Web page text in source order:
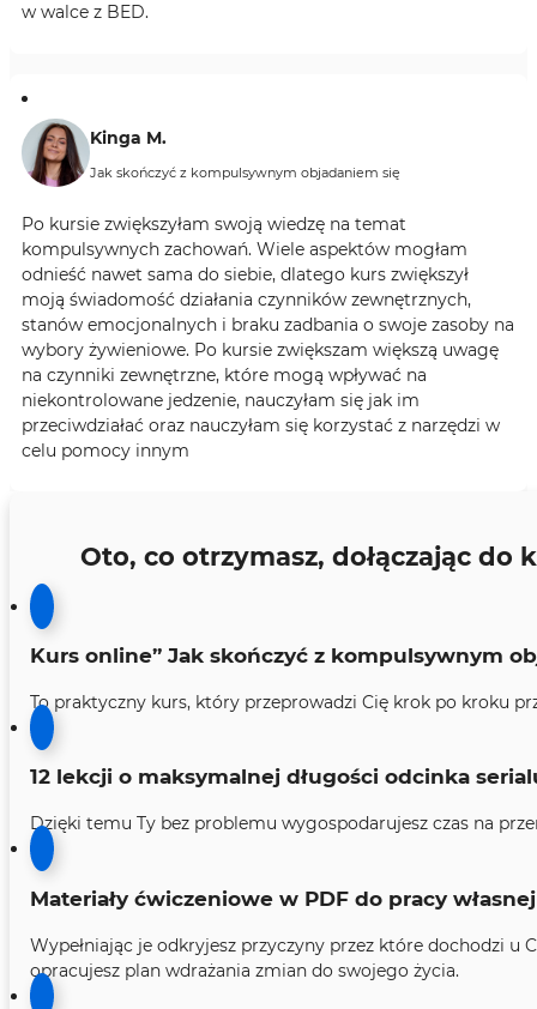
w walce z BED.
Kinga M.
Jak skończyć z kompulsywnym objadaniem się
Po kursie zwiększyłam swoją wiedzę na temat
kompulsywnych zachowań. Wiele aspektów mogłam
odnieść nawet sama do siebie, dlatego kurs zwiększył
moją świadomość działania czynników zewnętrznych,
stanów emocjonalnych i braku zadbania o swoje zasoby na
wybory żywieniowe. Po kursie zwiększam większą uwagę
na czynniki zewnętrzne, które mogą wpływać na
niekontrolowane jedzenie, nauczyłam się jak im
przeciwdziałać oraz nauczyłam się korzystać z narzędzi w
celu pomocy innym
Oto, co otrzymasz, dołączając do
Kurs online” Jak skończyć z kompulsywnym
To praktyczny kurs, który przeprowadzi Cię krok po kroku
12 lekcji o maksymalnej długości odcinka
Dzięki temu Ty bez problemu wygospodarujesz czas na
Materiały ćwiczeniowe w PDF do pracy własnej
Wypełniając je odkryjesz przyczyny przez które dochodzi u
opracujesz plan wdrażania zmian do swojego życia.